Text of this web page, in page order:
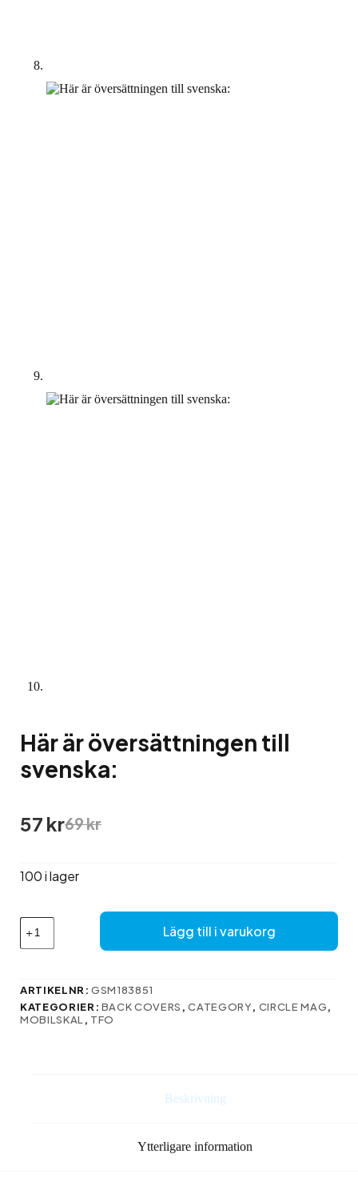
Här är översättningen till
svenska:
69kr
Det
ursprungliga
var:
57 krDet
nuvarande
är:
100 i lager
Här
är
översättningen
svenska:
Lägg till i varukorg
ARTIKELNR:GSM183851
KATEGORIER: BACK COVERS ,CATEGORY, CIRCLE MAG,
MOBILSKAL , TFO
Beskrivning
Ytterligare information